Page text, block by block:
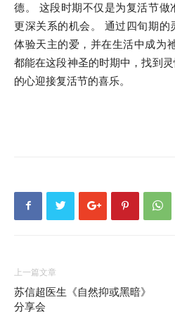
德。 这段时期不仅是为复活节做
更深关系的机会。 通过四旬期的
体验天主的爱，并在生活中成为
都能在这段神圣的时期中，找到
的心迎接复活节的喜乐。
上一篇文章
苏信超医生《自然抑或黑暗》
分享会